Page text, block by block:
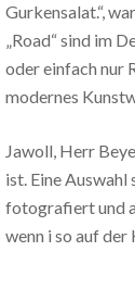
Gurkensalat.“,
„Road“ sind im
oder einfach nur
modernes
Jawoll, Herr
ist. Eine
fotografiert und
wenn i so auf der